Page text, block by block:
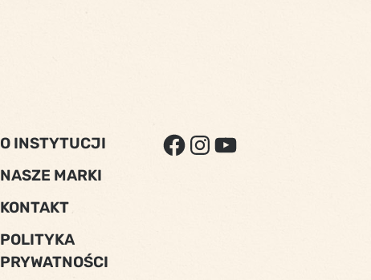
O INSTYTUCJI
NASZE MARKI
KONTAKT
POLITYKA
PRYWATNOŚCI
FACEBOOK
INSTAGRAM